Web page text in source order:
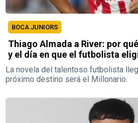
BOCA JUNIORS
Thiago Almada a River: por
y el día en que el futbolista
La novela del talentoso futbolista
próximo destino será el Millonario.